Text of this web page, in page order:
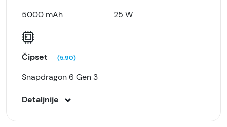
5000 mAh 25 W
Čipset (5.90)
Snapdragon 6 Gen 3
Detaljnije